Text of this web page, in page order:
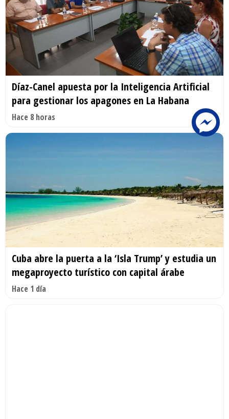
Díaz-Canel apuesta por la Inteligencia Artificial
para gestionar los apagones en La Habana
Hace 8 horas
Cuba abre la puerta a la ‘Isla Trump’ y estudia un
megaproyecto turístico con capital árabe
Hace 1 día